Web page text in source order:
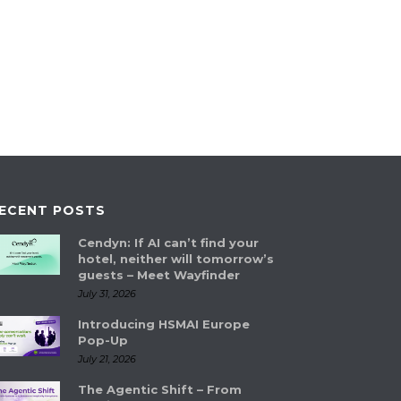
POSTS
Cendyn: If AI can’t find your
hotel, neither will tomorrow’s
guests – Meet Wayfinder
July 31, 2026
Introducing HSMAI Europe
Pop-Up
July 21, 2026
The Agentic Shift – From